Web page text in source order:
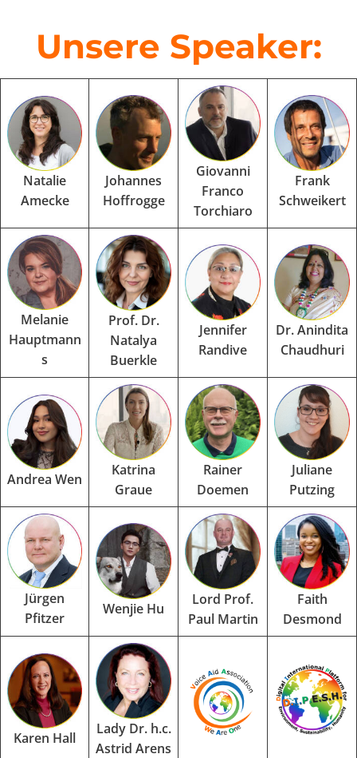
Unsere Speaker:
Natalie
Amecke
Johannes
Hoffrogge
Giovanni
Franco
Torchiaro
Frank
Schweikert
Melanie
Hauptmann
s
Prof. Dr.
Natalya
Buerkle
Jennifer
Randive
Dr. Anindita
Chaudhuri
Andrea Wen
Katrina
Graue
Rainer
Doemen
Juliane
Putzing
Jürgen
Pfitzer
Wenjie Hu
Lord Prof.
Paul Martin
Faith
Desmond
Karen Hall
Lady Dr. h.c.
Astrid Arens